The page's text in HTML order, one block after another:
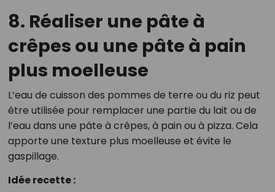
8. Réaliser une pâte à
crêpes ou une pâte à pain
plus moelleuse
L’eau de cuisson des pommes de terre ou du riz peut
être utilisée pour remplacer une partie du lait ou de
l’eau dans une pâte à crêpes, à pain ou à pizza. Cela
apporte une texture plus moelleuse et évite le
gaspillage.
Idée recette :